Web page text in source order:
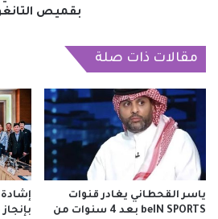
بقميص
مقالات ذات صلة
ياسر القحطاني يغادر قنوات
beIN SPORTS بعد 4 سنوات من